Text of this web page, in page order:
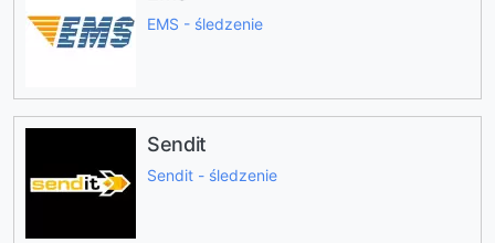
EMS - śledzenie
Sendit
Sendit - śledzenie